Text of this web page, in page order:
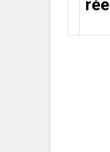
réel